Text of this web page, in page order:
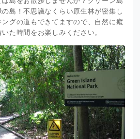
島！不思議なくらい原生林が密集し
グの道もできてますので、自然に癒
た時間をお楽しみください。